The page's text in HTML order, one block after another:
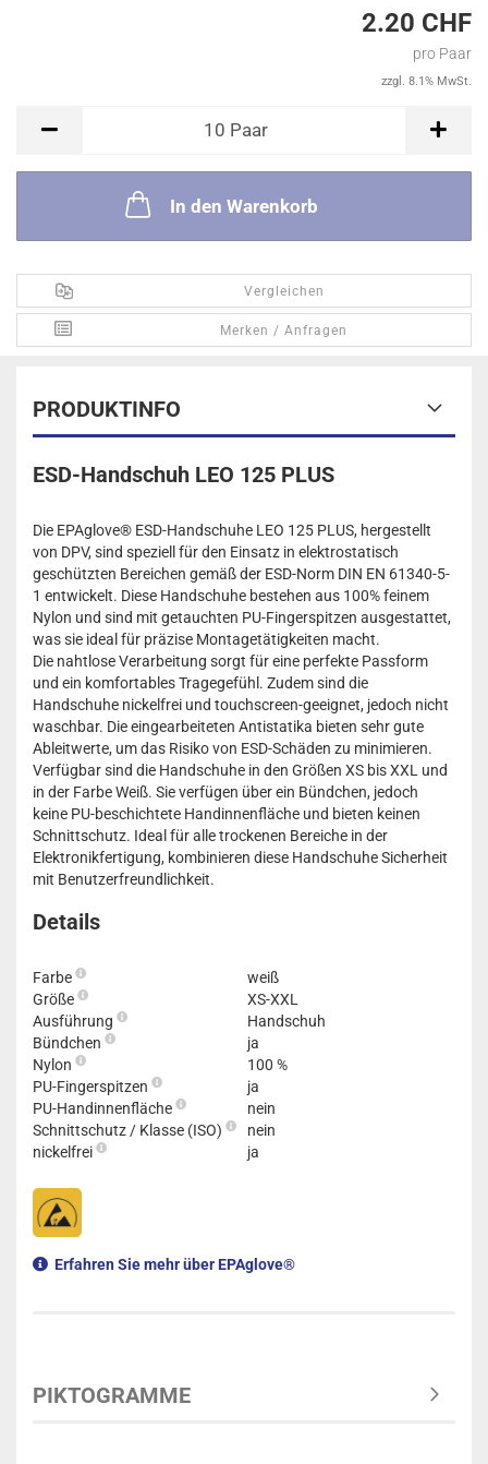
2.20 CHF
pro Paar
zzgl. 8.1% MwSt.
10 Paar
In den Warenkorb
Vergleichen
Merken / Anfragen
PRODUKTINFO
ESD-Handschuh LEO 125 PLUS
Die EPAglove® ESD-Handschuhe LEO 125 PLUS, hergestellt
von DPV, sind speziell für den Einsatz in elektrostatisch
geschützten Bereichen gemäß der ESD-Norm DIN EN 61340-5-
1 entwickelt. Diese Handschuhe bestehen aus 100% feinem
Nylon und sind mit getauchten PU-Fingerspitzen ausgestattet,
was sie ideal für präzise Montagetätigkeiten macht.
Die nahtlose Verarbeitung sorgt für eine perfekte Passform
und ein komfortables Tragegefühl. Zudem sind die
Handschuhe nickelfrei und touchscreen-geeignet, jedoch nicht
waschbar. Die eingearbeiteten Antistatika bieten sehr gute
Ableitwerte, um das Risiko von ESD-Schäden zu minimieren.
Verfügbar sind die Handschuhe in den Größen XS bis XXL und
in der Farbe Weiß. Sie verfügen über ein Bündchen, jedoch
keine PU-beschichtete Handinnenfläche und bieten keinen
Schnittschutz. Ideal für alle trockenen Bereiche in der
Elektronikfertigung, kombinieren diese Handschuhe Sicherheit
mit Benutzerfreundlichkeit.
Details
Farbe
weiß
Größe
XS-XXL
Ausführung
Handschuh
Bündchen
ja
Nylon
100 %
PU-Fingerspitzen
ja
PU-Handinnenfläche
nein
Schnittschutz / Klasse (ISO)
nein
nickelfrei
ja
Erfahren Sie mehr über EPAglove®
PIKTOGRAMME